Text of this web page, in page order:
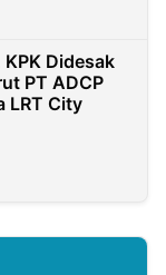
Didesak
PT ADCP
LRT City